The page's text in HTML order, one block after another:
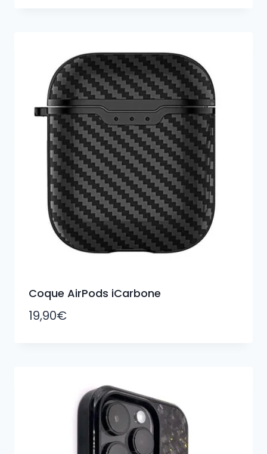
Coque AirPods iCarbone
19,90€